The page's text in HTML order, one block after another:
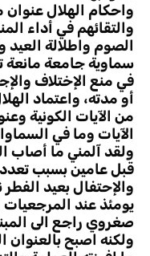
واحكام الهلال
والتقائهم في أداء
الصوم واطلالة العيد
سماوية جامعة
في منع الإختلاف
أو مدته، واعتماد
من الآيات الكونية
الآيات وما في
ولقد آلمني ما أصاب
قبل عامين بسبب تعدد
والإحتفال بعيد
يومئذ عند المرجعيات
صغروي راجع الى
ولكنه اصبح بالعنوان